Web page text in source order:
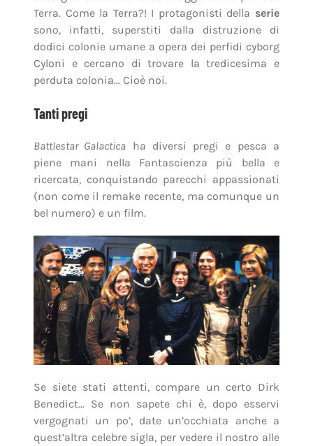
Terra. Come la Terra?! I protagonisti della serie
sono, infatti, superstiti dalla distruzione di
dodici colonie umane a opera dei perfidi cyborg
Cyloni e cercano di trovare la tredicesima e
perduta colonia… Cioè noi.
Tanti pregi
Battlestar Galactica ha diversi pregi e pesca a
piene mani nella Fantascienza più bella e
ricercata, conquistando parecchi appassionati
(non come il remake recente, ma comunque un
bel numero) e un film.
Se siete stati attenti, compare un certo Dirk
Benedict… Se non sapete chi è, dopo esservi
vergognati un po’, date un’occhiata anche a
quest’altra celebre sigla, per vedere il nostro alle